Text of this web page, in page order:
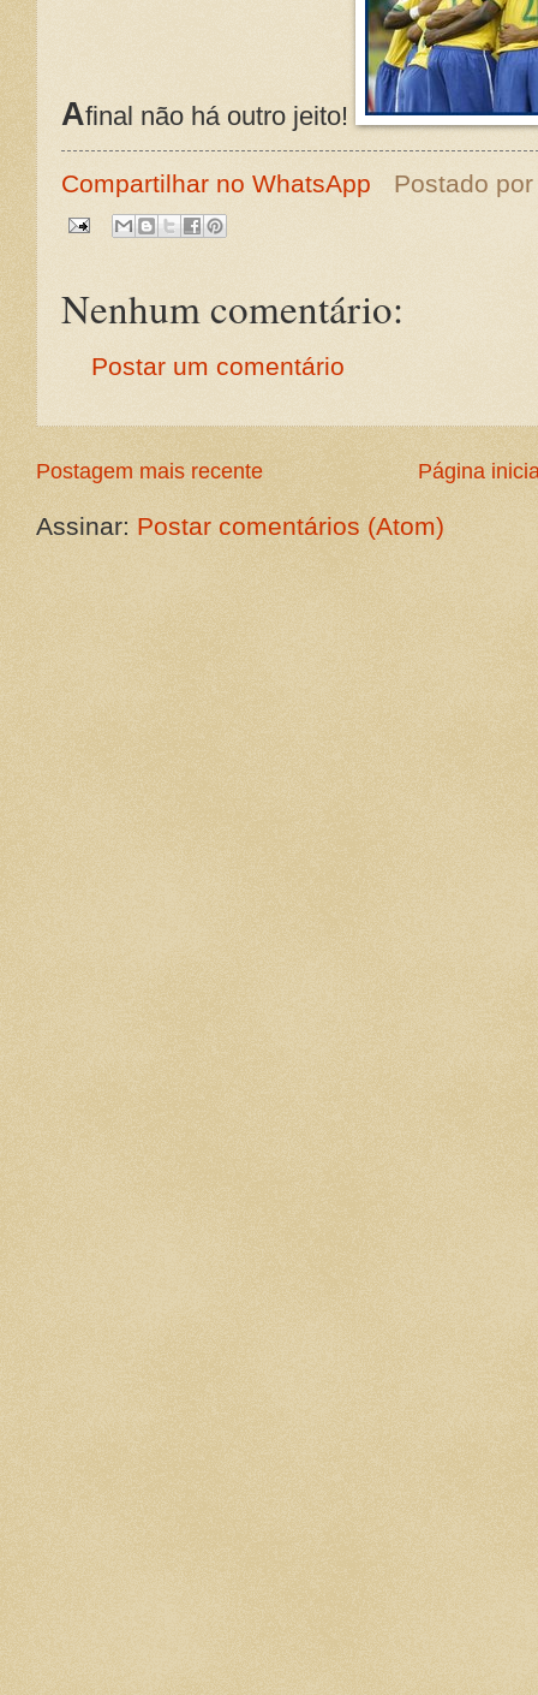
Afinal não há outro jeito!
Compartilhar no WhatsApp Postado
Nenhum comentário:
Postar um comentário
Postagem mais recente Página
Assinar: Postar comentários (Atom)